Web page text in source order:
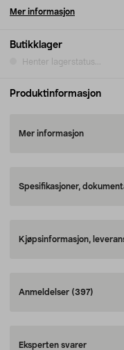
Butikklager
Henter lagerstatus...
Mer informasjon
Produktinformasjon
Mer informasjon
Spesifikasjoner,
Kjøpsinformasjon,
Anmeldelser (397)
Eksperten svarer